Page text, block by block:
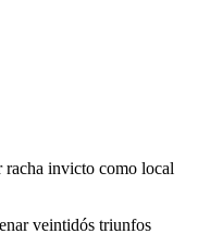
racha invicto como local
veintidós triunfos